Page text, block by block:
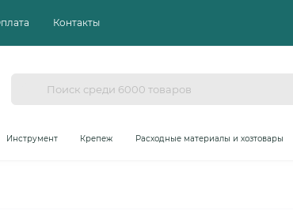
Контакты
Инструмент Крепеж Расходные материалы и хозтовары